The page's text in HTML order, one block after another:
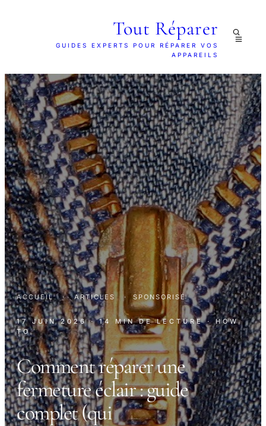
Tout Réparer
GUIDES EXPERTS POUR RÉPARER VOS
APPAREILS
ACCUEIL · ARTICLES · SPONSORISÉ
17 JUIN 2026 · 14 MIN DE LECTURE · HOW
TO
Comment réparer une
fermeture éclair : guide
complet (qui